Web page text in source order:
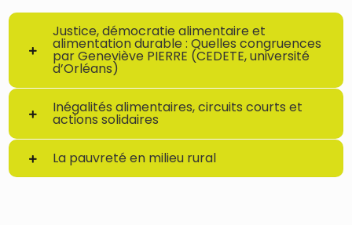
Justice, démocratie alimentaire et
alimentation durable : Quelles congruences
par Geneviève PIERRE (CEDETE, université
d’Orléans)
Inégalités alimentaires, circuits courts et
actions solidaires
La pauvreté en milieu rural